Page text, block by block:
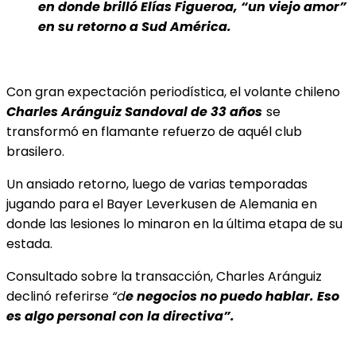
en donde brilló Elías Figueroa, “un viejo amor”
en su retorno a Sud América.
Con gran expectación periodística, el volante chileno
Charles Aránguiz Sandoval de 33 años se
transformó en flamante refuerzo de aquél club
brasilero.
Un ansiado retorno, luego de varias temporadas
jugando para el Bayer Leverkusen de Alemania en
donde las lesiones lo minaron en la última etapa de su
estada.
Consultado sobre la transacción, Charles Aránguiz
declinó referirse “de negocios no puedo hablar. Eso
es algo personal con la directiva”.